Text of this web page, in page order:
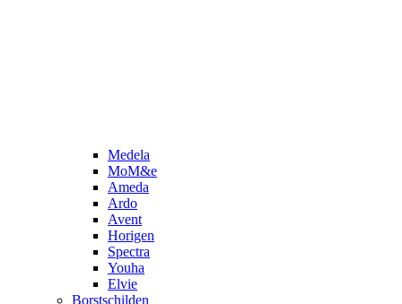
Medela
MoM&e
Ameda
Ardo
Avent
Horigen
Spectra
Youha
Elvie
Borstschilden